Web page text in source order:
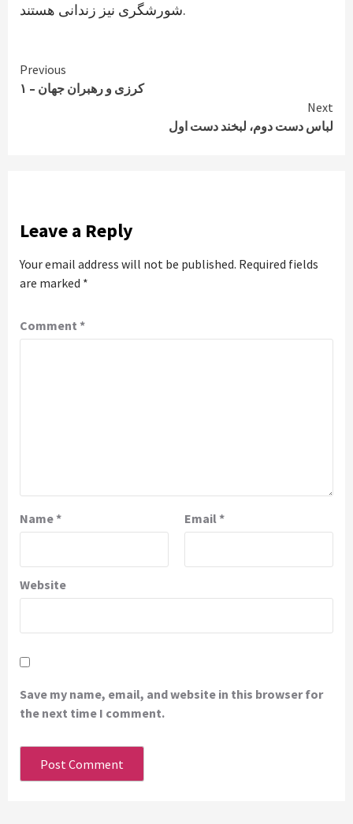
شورشگری نیز زندانی هستند.
Continue
Reading
Previous
کرزی و رهبران جهان – ۱
Next
لباس دست دوم، لبخند دست اول
Leave a Reply
Your email address will not be published. Required fields
are marked *
Comment *
Name* Email*
Website
Save my name, email, and website in this browser for
the next time I comment.